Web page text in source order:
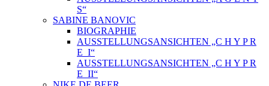
S“
SABINE BANOVIC
BIOGRAPHIE
AUSSTELLUNGSANSICHTEN „C H Y P R
E_I“
AUSSTELLUNGSANSICHTEN „C H Y P R
E_II“